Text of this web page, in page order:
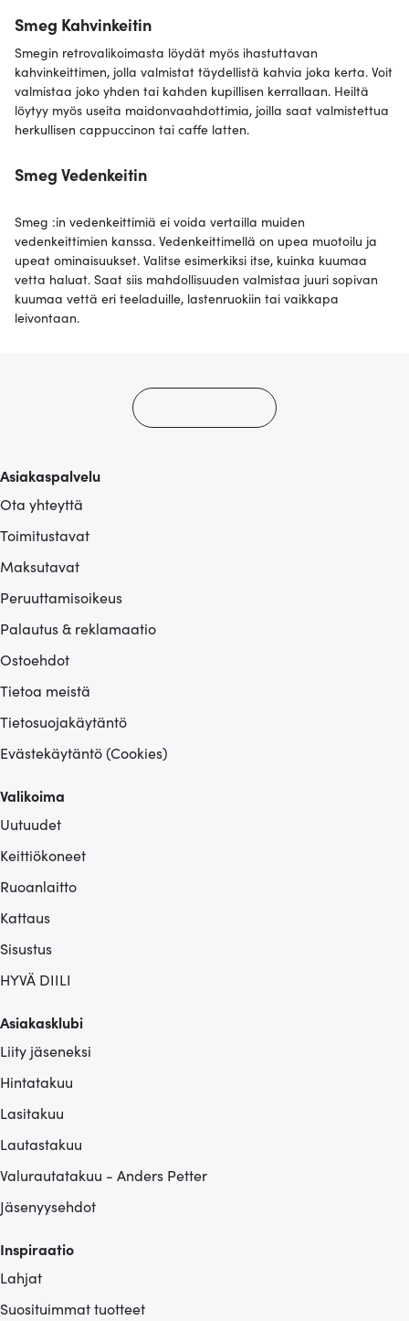
Smeg Kahvinkeitin
Smegin retrovalikoimasta löydät myös ihastuttavan
kahvinkeittimen, jolla valmistat täydellistä kahvia joka kerta. Voit
valmistaa joko yhden tai kahden kupillisen kerrallaan. Heiltä
löytyy myös useita maidonvaahdottimia, joilla saat valmistettua
herkullisen cappuccinon tai caffe latten.
Smeg Vedenkeitin
Smeg :in vedenkeittimiä ei voida vertailla muiden
vedenkeittimien kanssa. Vedenkeittimellä on upea muotoilu ja
upeat ominaisuukset. Valitse esimerkiksi itse, kuinka kuumaa
vetta haluat. Saat siis mahdollisuuden valmistaa juuri sopivan
kuumaa vettä eri teeladuille, lastenruokiin tai vaikkapa
leivontaan.
Asiakaspalvelu
Ota yhteyttä
Toimitustavat
Maksutavat
Peruuttamisoikeus
Palautus & reklamaatio
Ostoehdot
Tietoa meistä
Tietosuojakäytäntö
Evästekäytäntö (Cookies)
Valikoima
Uutuudet
Keittiökoneet
Ruoanlaitto
Kattaus
Sisustus
HYVÄ DIILI
Asiakasklubi
Liity jäseneksi
Hintatakuu
Lasitakuu
Lautastakuu
Valurautatakuu - Anders Petter
Jäsenyysehdot
Inspiraatio
Lahjat
Suosituimmat tuotteet